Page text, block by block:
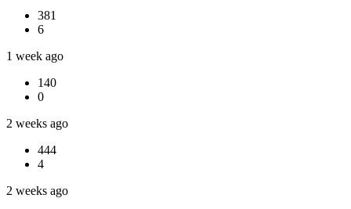
381
6
1 week ago
140
0
2 weeks ago
444
4
2 weeks ago